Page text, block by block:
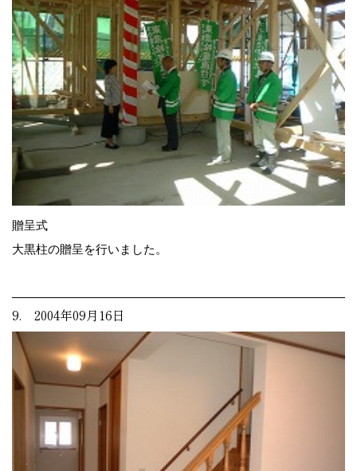
贈呈式
大黒柱の贈呈を行いました。
9. 2004年09月16日